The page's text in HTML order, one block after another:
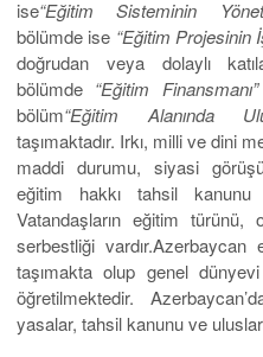
ise“Eğitim Sisteminin
bölümde ise “Eğitim Projesinin
doğrudan veya dolaylı
bölümde “Eğitim Finansmanı”
bölüm“Eğitim Alanında
taşımaktadır. Irkı, milli ve dini
maddi durumu, siyasi
eğitim hakkı tahsil kanunu
Vatandaşların eğitim
serbestliği
taşımakta olup genel
öğretilmektedir.
yasalar, tahsil kanunu ve